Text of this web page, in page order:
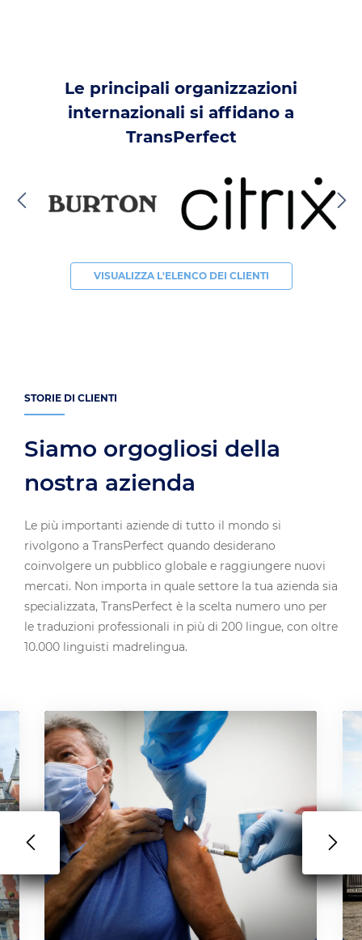
Le principali organizzazioni
internazionali si affidano a
TransPerfect
VISUALIZZA L'ELENCO DEI CLIENTI
STORIE DI CLIENTI
Siamo orgogliosi della
nostra azienda
Le più importanti aziende di tutto il mondo si
rivolgono a TransPerfect quando desiderano
coinvolgere un pubblico globale e raggiungere nuovi
mercati. Non importa in quale settore la tua azienda sia
specializzata, TransPerfect è la scelta numero uno per
le traduzioni professionali in più di 200 lingue, con oltre
10.000 linguisti madrelingua.